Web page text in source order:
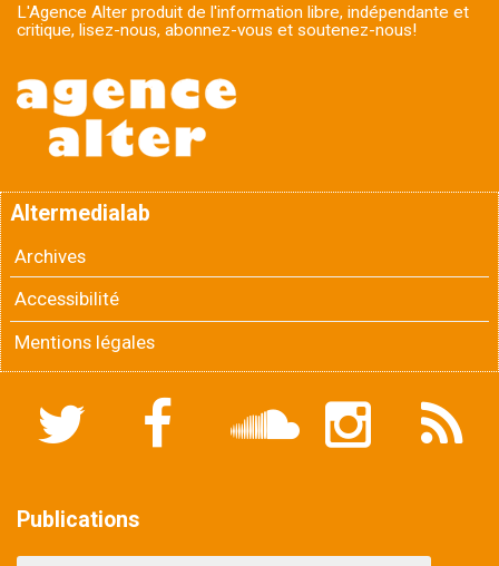
L'Agence Alter produit de l'information libre, indépendante et
critique, lisez-nous, abonnez-vous et soutenez-nous!
Altermedialab
Archives
Accessibilité
Mentions légales
Facebook Soundcloud Instagram
RSS
Publications